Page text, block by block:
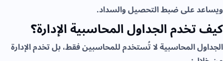
ويساعد على ضبط التحصيل والسداد.
كيف تخدم الجداول المحاسبية الإدارة؟
الجداول المحاسبية لا تُستخدم للمحاسبين فقط، بل تخدم الإدارة